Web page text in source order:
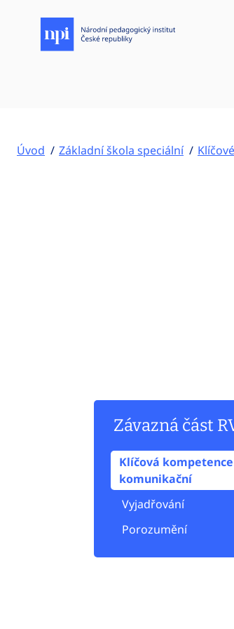
Úvod Základní škola speciální
Závazná část
Klíčová kompetence
komunikační
Vyjadřování
Porozumění